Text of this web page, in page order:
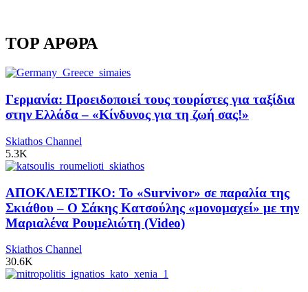
TOP ΑΡΘΡΑ
Γερμανία: Προειδοποιεί τους τουρίστες για ταξίδια
στην Ελλάδα – «Κίνδυνος για τη ζωή σας!»
Skiathos Channel
5.3K
ΑΠΟΚΛΕΙΣΤΙΚΟ: Το «Survivor» σε παραλία της
Σκιάθου – Ο Σάκης Κατσούλης «μονομαχεί» με την
Μαριαλένα Ρουμελιώτη (Video)
Skiathos Channel
30.6K